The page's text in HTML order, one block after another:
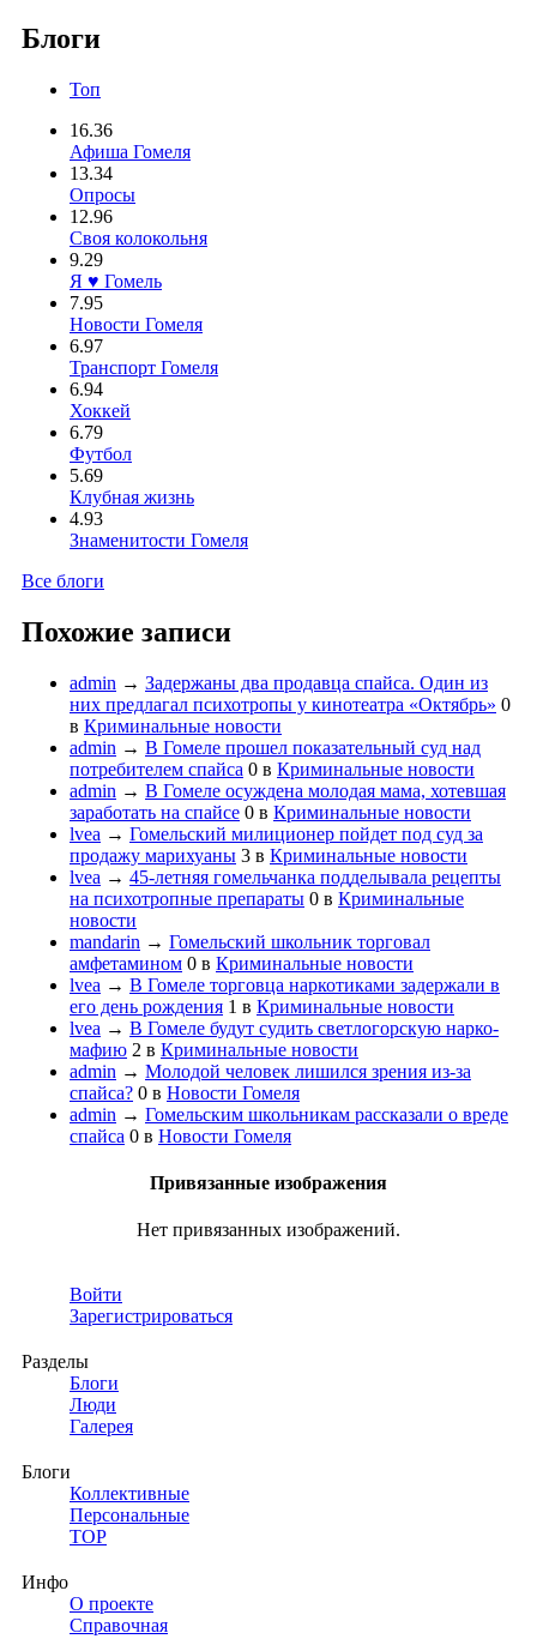
Блоги
Топ
16.36
Афиша Гомеля
13.34
Опросы
12.96
Своя колокольня
9.29
Я ♥ Гомель
7.95
Новости Гомеля
6.97
Транспорт Гомеля
6.94
Хоккей
6.79
Футбол
5.69
Клубная жизнь
4.93
Знаменитости Гомеля
Все блоги
Похожие записи
admin → Задержаны два продавца спайса. Один из
них предлагал психотропы у кинотеатра «Октябрь» 0
в Криминальные новости
admin → В Гомеле прошел показательный суд над
потребителем спайса 0 в Криминальные новости
admin → В Гомеле осуждена молодая мама, хотевшая
заработать на спайсе 0 в Криминальные новости
lvea → Гомельский милиционер пойдет под суд за
продажу марихуаны 3 в Криминальные новости
lvea → 45-летняя гомельчанка подделывала рецепты
на психотропные препараты 0 в Криминальные
новости
mandarin → Гомельский школьник торговал
амфетамином 0 в Криминальные новости
lvea → В Гомеле торговца наркотиками задержали в
его день рождения 1 в Криминальные новости
lvea → В Гомеле будут судить светлогорскую нарко-
мафию 2 в Криминальные новости
admin → Молодой человек лишился зрения из-за
спайса? 0 в Новости Гомеля
admin → Гомельским школьникам рассказали о вреде
спайса 0 в Новости Гомеля
Привязанные изображения
Нет привязанных изображений.
Войти
Зарегистрироваться
Разделы
Блоги
Люди
Галерея
Блоги
Коллективные
Персональные
TOP
Инфо
О проекте
Справочная